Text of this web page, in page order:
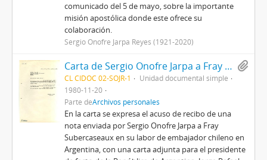
comunicado del 5 de mayo, sobre la importante
misión apostólica donde este ofrece su
colaboración.
Sergio Onofre Jarpa Reyes (1921-2020)
Carta de Sergio Onofre Jarpa a Fray Francisco Valdés Subercaseaux
CL CIDOC 02-SOJR-1
Unidad documental simple
1980-11-20
Parte deArchivos personales
En la carta se expresa el acuso de recibo de una
nota enviada por Sergio Onofre Jarpa a Fray
Subercaseaux en su labor de embajador chileno en
Argentina, con una carta adjunta para el presidente